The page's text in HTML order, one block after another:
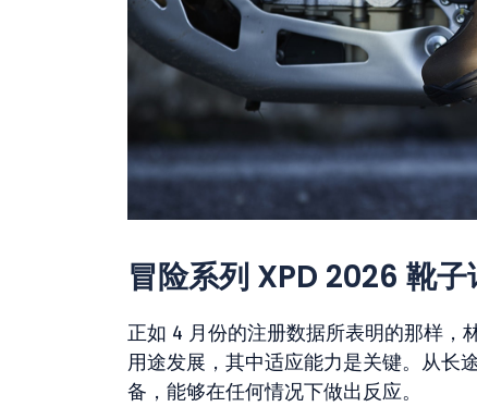
冒险系列 XPD 2026 靴
正如 4 月份的注册数据所表明的那样，
用途发展，其中适应能力是关键。从长
备，能够在任何情况下做出反应。